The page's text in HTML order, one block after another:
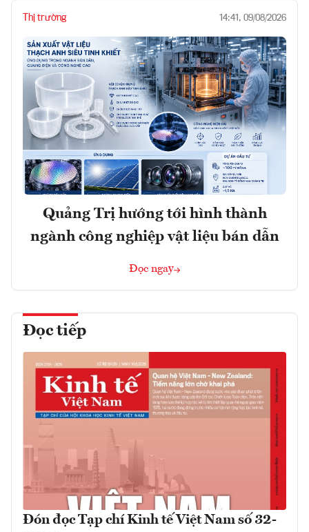
Thị trường 14:41, 09/08/2026
Quảng Trị hướng tới hình thành
ngành công nghiệp vật liệu bán dẫn
Đọc ngay
Đọc tiếp
Đón đọc Tạp chí Kinh tế Việt Nam số 32-